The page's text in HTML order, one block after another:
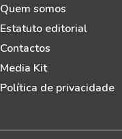
Quem somos
Estatuto editorial
Contactos
Media Kit
Política de privacidade